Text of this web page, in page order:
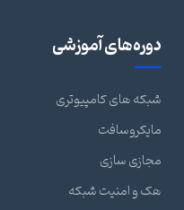
دوره‌های آموزشی
شبکه های کامپیوتری
مایکروسافت
مجازی سازی
هک و امنیت شبکه